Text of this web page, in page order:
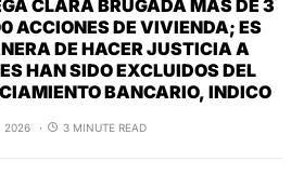
CLARA BRUGADA MÁS DE 3
ACCIONES DE VIVIENDA; ES
DE HACER JUSTICIA A
HAN SIDO EXCLUIDOS DEL
BANCARIO, INDICO
2026 3 MINUTE READ